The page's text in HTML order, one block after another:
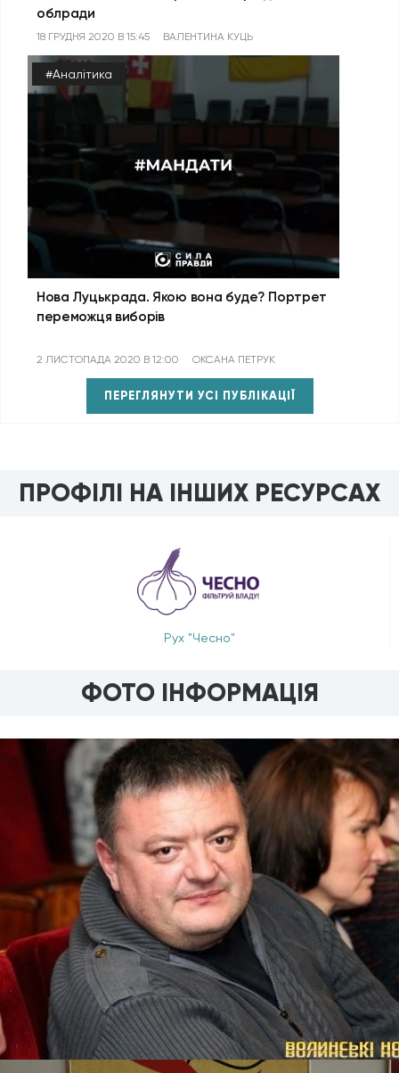
облради
18 ГРУДНЯ 2020 В 15:45 ВАЛЕНТИНА КУЦЬ
#Аналітика
Нова Луцькрада. Якою вона буде? Портрет
переможця виборів
2 ЛИСТОПАДА 2020 В 12:00 ОКСАНА ПЕТРУК
ПЕРЕГЛЯНУТИ УСІ ПУБЛІКАЦІЇ
ПРОФІЛІ НА ІНШИХ РЕСУРСАХ
Рух "Чесно"
ФОТО ІНФОРМАЦІЯ